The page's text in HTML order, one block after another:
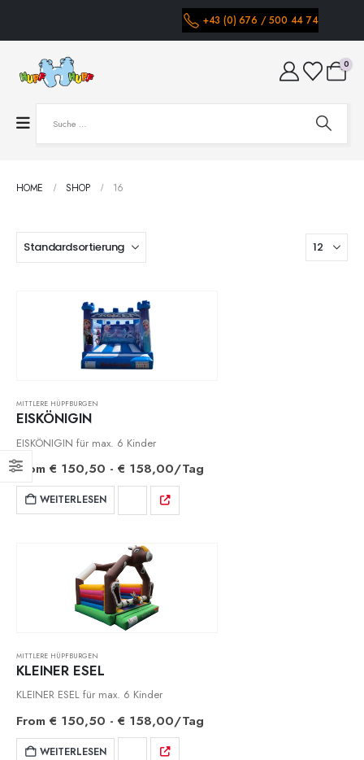
+43 (0) 676 / 500 44 74
0
HOME SHOP 16
MITTLERE HÜPFBURGEN
EISKÖNIGIN
EISKÖNIGIN für max. 6 Kinder
From € 150,50 - € 158,00/Tag
WEITERLESEN
MITTLERE HÜPFBURGEN
KLEINER ESEL
KLEINER ESEL für max. 6 Kinder
From € 150,50 - € 158,00/Tag
WEITERLESEN